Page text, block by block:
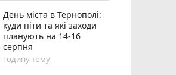
День міста в Тернополі:
куди піти та які заходи
планують на 14-16
серпня
годину тому